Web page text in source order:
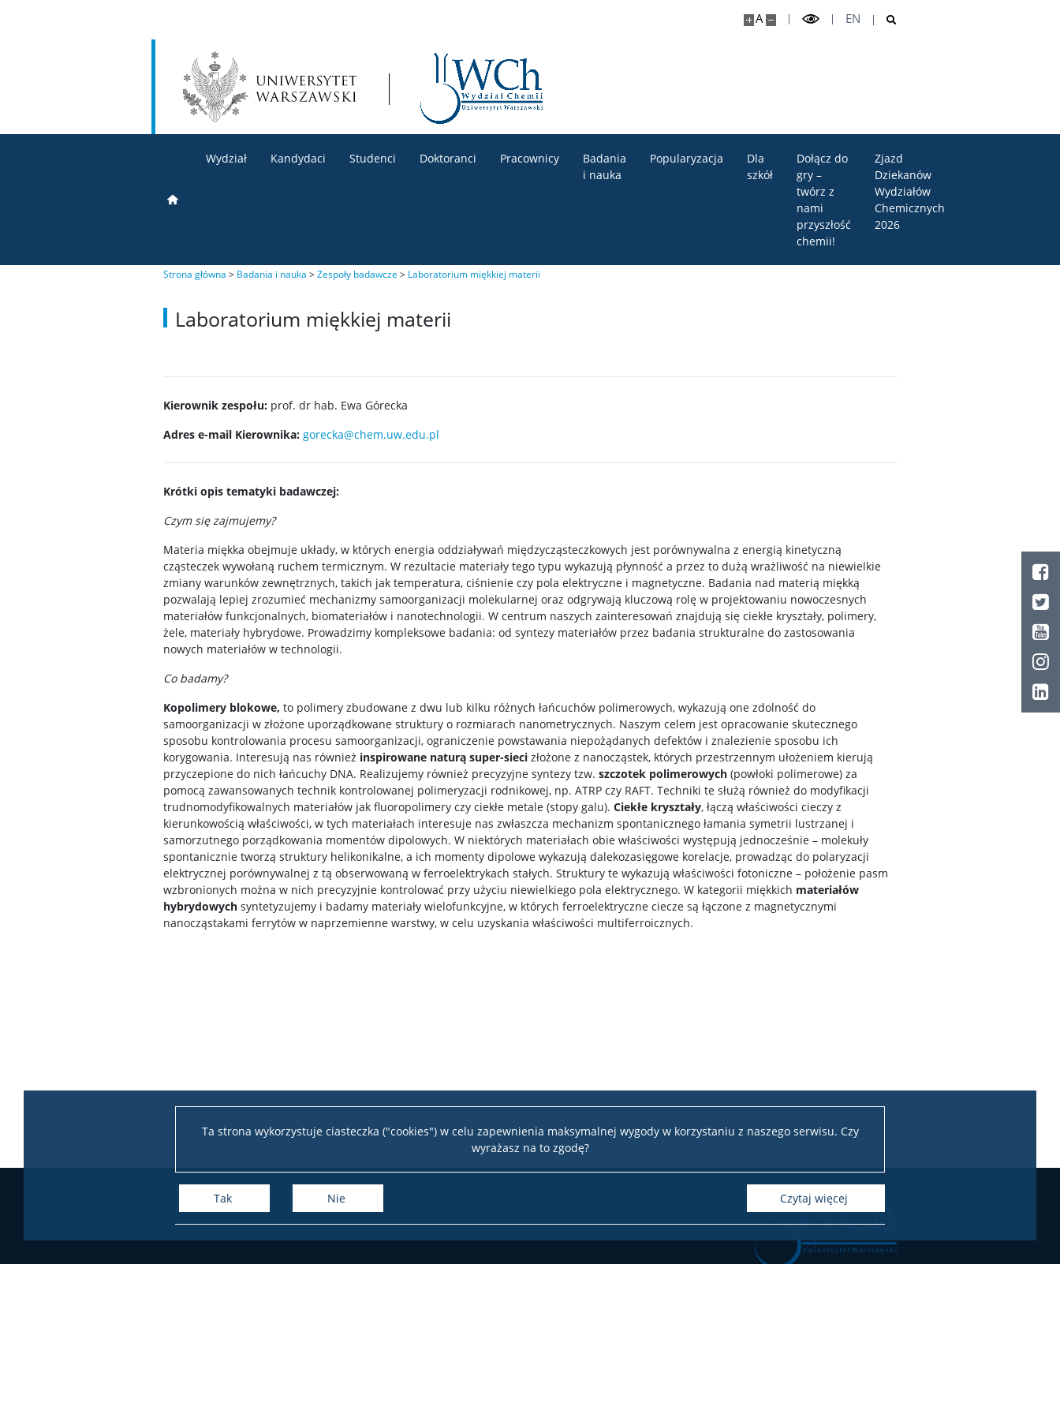
Ta strona wykorzystuje ciasteczka ("cookies") w celu zapewnienia maksymalnej wygody w korzystaniu z naszego serwisu. Czy
wyrażasz na to zgodę?
Tak Nie czytaj więcej
A EN
Wydział Kandydaci Studenci Doktoranci Pracownicy
Badania
i nauka
Popularyzacja
Dla
szkół
Dołącz do
gry –
twórz z
nami
przyszłość
chemii!
Zjazd
Dziekanów
Wydziałów
Chemicznych
2026
Strona główna > Badania i nauka >Zespoły badawcze > Laboratorium miękkiej materii
Laboratorium miękkiej materii
Kierownik zespołu: prof. dr hab. Ewa Górecka
Adres e-mail Kierownika: gorecka@chem.uw.edu.pl
Krótki opis tematyki badawczej:
Czym się zajmujemy?
Materia miękka obejmuje układy, w których energia oddziaływań międzycząsteczkowych jest porównywalna z energią kinetyczną
cząsteczek wywołaną ruchem termicznym. W rezultacie materiały tego typu wykazują płynność a przez to dużą wrażliwość na niewielkie
zmiany warunków zewnętrznych, takich jak temperatura, ciśnienie czy pola elektryczne i magnetyczne. Badania nad materią miękką
pozwalają lepiej zrozumieć mechanizmy samoorganizacji molekularnej oraz odgrywają kluczową rolę w projektowaniu nowoczesnych
materiałów funkcjonalnych, biomateriałów i nanotechnologii. W centrum naszych zainteresowań znajdują się ciekłe kryształy, polimery,
żele, materiały hybrydowe. Prowadzimy kompleksowe badania: od syntezy materiałów przez badania strukturalne do zastosowania
nowych materiałów w technologii.
Co badamy?
Kopolimery blokowe, to polimery zbudowane z dwu lub kilku różnych łańcuchów polimerowych, wykazują one zdolność do
samoorganizacji w złożone uporządkowane struktury o rozmiarach nanometrycznych. Naszym celem jest opracowanie skutecznego
sposobu kontrolowania procesu samoorganizacji, ograniczenie powstawania niepożądanych defektów i znalezienie sposobu ich
korygowania. Interesują nas również inspirowane naturą super-sieci złożone z nanocząstek, których przestrzennym ułożeniem kierują
przyczepione do nich łańcuchy DNA. Realizujemy również precyzyjne syntezy tzw. szczotek polimerowych (powłoki polimerowe) za
pomocą zawansowanych technik kontrolowanej polimeryzacji rodnikowej, np. ATRP czy RAFT. Techniki te służą również do modyfikacji
trudnomodyfikowalnych materiałów jak fluoropolimery czy ciekłe metale (stopy galu). Ciekłe kryształy, łączą właściwości cieczy z
kierunkowością właściwości, w tych materiałach interesuje nas zwłaszcza mechanizm spontanicznego łamania symetrii lustrzanej i
samorzutnego porządkowania momentów dipolowych. W niektórych materiałach obie właściwości występują jednocześnie – molekuły
spontanicznie tworzą struktury helikonikalne, a ich momenty dipolowe wykazują dalekozasięgowe korelacje, prowadząc do polaryzacji
elektrycznej porównywalnej z tą obserwowaną w ferroelektrykach stałych. Struktury te wykazują właściwości fotoniczne – położenie pasm
wzbronionych można w nich precyzyjnie kontrolować przy użyciu niewielkiego pola elektrycznego. W kategorii miękkich materiałów
hybrydowych syntetyzujemy i badamy materiały wielofunkcyjne, w których ferroelektryczne ciecze są łączone z magnetycznymi
nanocząstakami ferrytów w naprzemienne warstwy, w celu uzyskania właściwości multiferroicznych.